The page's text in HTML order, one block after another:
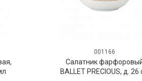
001166
Салатник фарфоровый
BALLET PRECIOUS, д. 26 см